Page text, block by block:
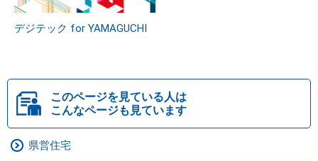
デジテック for YAMAGUCHI
このページを見ている人は
こんなページも見ています
県営住宅